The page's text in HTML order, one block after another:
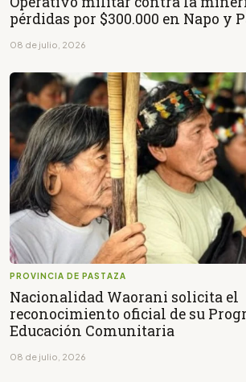
pérdidas por $300.000 en Napo y
08 de julio, 2026
PROVINCIA DE PASTAZA
Nacionalidad Waorani solicita el
reconocimiento oficial de su
Educación Comunitaria
08 de julio, 2026